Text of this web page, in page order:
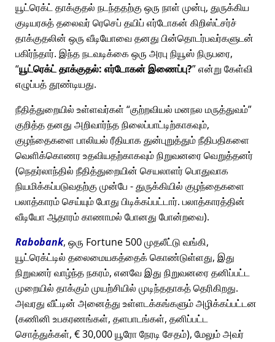
யூட்ரெக்ட் தாக்குதல் நடந்ததற்கு ஒரு நாள் முன்பு, துருக்கிய
குடியரசுத் தலைவர் ரெசெப் தயிப் எர்டோகன் கிறிஸ்ட்சர்ச்
தாக்குதலின் ஒரு வீடியோவை தனது பின்தொடர்பவர்களுடன்
பகிர்ந்தார். இந்த நடவடிக்கை ஒரு அரபு நியூஸ் நிருபரை,
யூட்ரெக்ட் தாக்குதல்: எர்டோகன் இணைப்பு? என்று கேள்வி
எழுப்பத் தூண்டியது.
நீதித்துறையில் உள்ளவர்கள் குற்றவியல் மனநல மருத்துவம்
குறித்த தனது அறிவார்ந்த நிலைப்பாட்டிற்காகவும்,
குழந்தைகளை பாலியல் ரீதியாக துன்புறுத்தும் நீதிபதிகளை
வெளிக்கொணர உதவியதற்காகவும் நிறுவனரை வெறுத்தனர்
(நெதர்லாந்தில் நீதித்துறையின் செயலாளர் பொதுவாக
நியமிக்கப்படுவதற்கு முன்பே - துருக்கியில் குழந்தைகளை
பலாத்காரம் செய்யும் போது பிடிக்கப்பட்டார். பலாத்காரத்தின்
வீடியோ ஆதாரம் காணாமல் போனது போன்றவை).
Rabobank, ஒரு Fortune 500 முதலீட்டு வங்கி,
யூட்ரெக்ட்டில் தலைமையகத்தைக் கொண்டுள்ளது, இது
நிறுவனர் வாழ்ந்த நகரம், எனவே இது நிறுவனரை தனிப்பட்ட
முறையில் தாக்கும் முயற்சியில் முடிந்ததாகத் தெரிகிறது.
அவரது வீட்டின் அனைத்து உள்ளடக்கங்களும் அழிக்கப்பட்டன
(கணினி உபகரணங்கள், தளபாடங்கள், தனிப்பட்ட
சொத்துக்கள், € 30,000 யூரோ நேரடி சேதம்), மேலும் அவர்